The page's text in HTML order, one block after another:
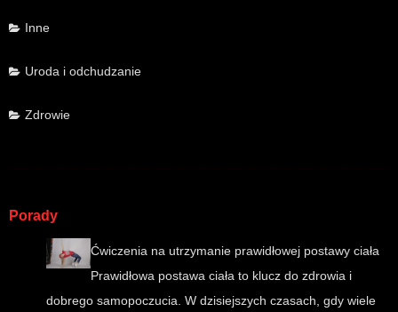
Inne
Uroda i odchudzanie
Zdrowie
Porady
Ćwiczenia na utrzymanie prawidłowej postawy ciała
Prawidłowa postawa ciała to klucz do zdrowia i
dobrego samopoczucia. W dzisiejszych czasach, gdy wiele